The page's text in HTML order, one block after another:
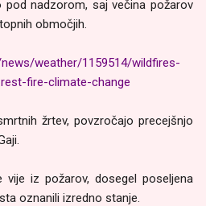
nadzorom, saj večina požarov
območjih.
weather/1159514/wildfires-
fire-climate-change
žrtev, povzročajo precejšnjo
iz požarov, dosegel poseljena
oznanili izredno stanje.